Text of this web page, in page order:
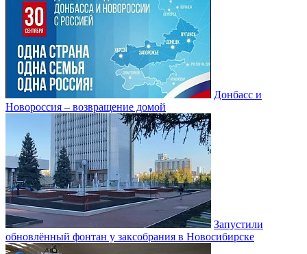
Донбасс и
Новороссия – возвращение домой
Запустили
обновлённый фонтан у заксобрания в Новосибирске